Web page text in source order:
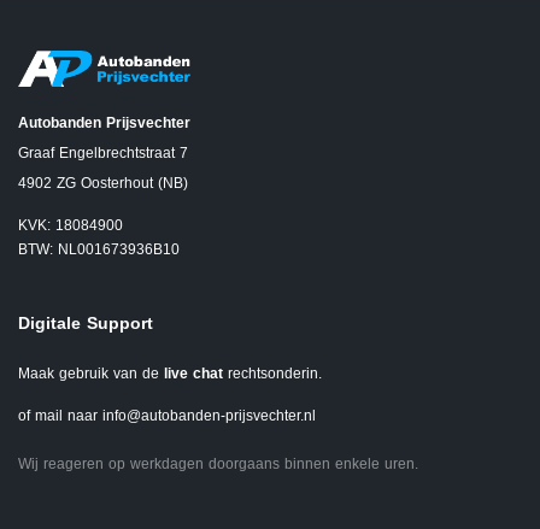
Autobanden Prijsvechter
Graaf Engelbrechtstraat 7
4902 ZG Oosterhout (NB)
KVK: 18084900
BTW: NL001673936B10
Digitale Support
Maak gebruik van de live chat rechtsonderin.
of mail naar info@autobanden-prijsvechter.nl
Wij reageren op werkdagen doorgaans binnen enkele uren.